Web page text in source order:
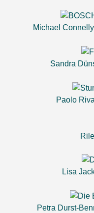
Michael Connelly
Sandra
Paolo Riva
Lisa
Petra Durst-